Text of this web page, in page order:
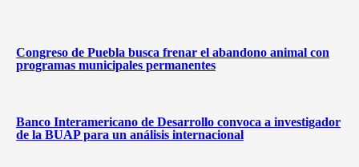
Congreso de Puebla busca frenar el abandono animal con
programas municipales permanentes
Banco Interamericano de Desarrollo convoca a investigador
de la BUAP para un análisis internacional